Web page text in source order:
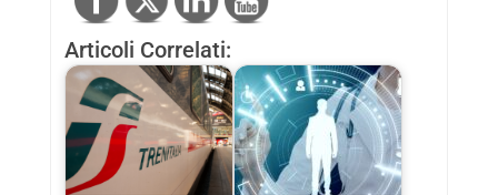
Articoli Correlati: